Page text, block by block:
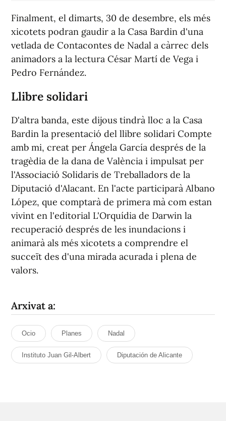
Finalment, el dimarts, 30 de desembre, els més
xicotets podran gaudir a la Casa Bardin d'una
vetlada de Contacontes de Nadal a càrrec dels
animadors a la lectura César Martí de Vega i
Pedro Fernández.
Llibre solidari
D'altra banda, este dijous tindrà lloc a la Casa
Bardin la presentació del llibre solidari Compte
amb mi, creat per Ángela García després de la
tragèdia de la dana de València i impulsat per
l'Associació Solidaris de Treballadors de la
Diputació d'Alacant. En l'acte participarà Albano
López, que comptarà de primera mà com estan
vivint en l'editorial L'Orquídia de Darwin la
recuperació després de les inundacions i
animarà als més xicotets a comprendre el
succeït des d'una mirada acurada i plena de
valors.
Arxivat a:
Ocio Planes Nadal
Instituto Juan Gil-Albert Diputación de Alicante